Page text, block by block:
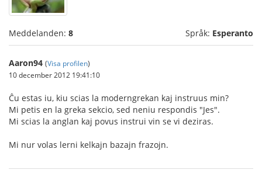
Meddelanden: 8 Språk: Esperanto
Aaron94 (Visa profilen)
10 december 2012 19:41:10
Ĉu estas iu, kiu scias la moderngrekan kaj instruus min?
Mi petis en la greka sekcio, sed neniu respondis "Jes".
Mi scias la anglan kaj povus instrui vin se vi deziras.
Mi nur volas lerni kelkajn bazajn frazojn.